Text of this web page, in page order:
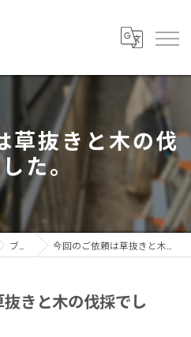
草抜きと木の伐
た。
ブログ 今回のご依頼は草抜きと木の伐採でした。
きと木の伐採でし